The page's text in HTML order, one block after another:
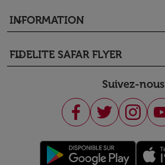
INFORMATION
keyboard_arrow_down
FIDELITE SAFAR FLYER
keyboard_arrow_down
Suivez-nous